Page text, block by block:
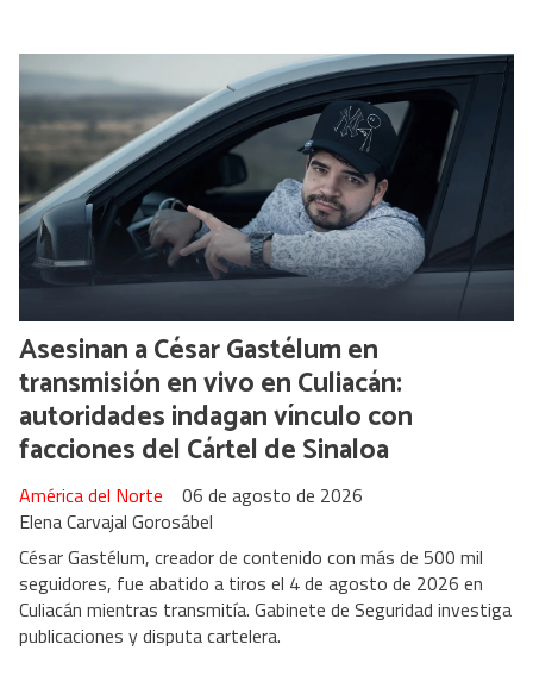
Asesinan a César Gastélum en
transmisión en vivo en Culiacán:
autoridades indagan vínculo con
facciones del Cártel de Sinaloa
Elena Carvajal Gorosábel
América del Norte 06 de agosto de 2026
César Gastélum, creador de contenido con más de 500 mil
seguidores, fue abatido a tiros el 4 de agosto de 2026 en
Culiacán mientras transmitía. Gabinete de Seguridad investiga
publicaciones y disputa cartelera.